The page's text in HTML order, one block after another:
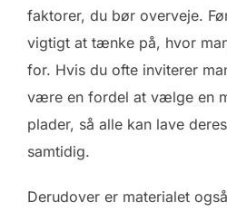
faktorer, du bør overveje.
vigtigt at tænke på, hvor
for. Hvis du ofte inviterer
være en fordel at vælge en
plader, så alle kan lave
samtidig.
Derudover er materialet